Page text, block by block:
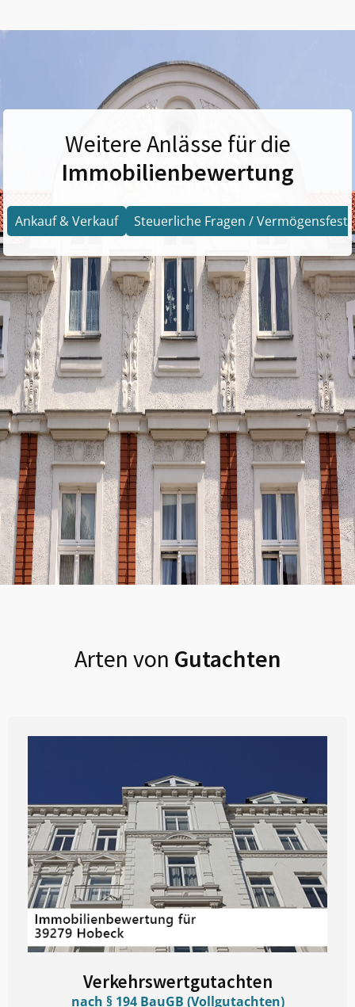
Weitere Anlässe für die
Immobilienbewertung
Ankauf & Verkauf Steuerliche Fragen /
Arten von Gutachten
Verkehrswertgutachten
nach § 194 BauGB (Vollgutachten)